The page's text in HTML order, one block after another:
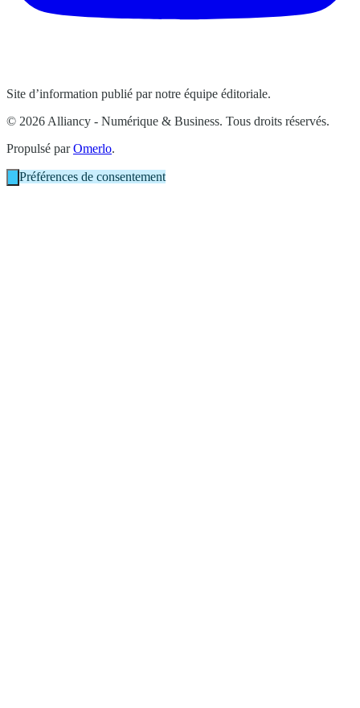
Site d’information publié par notre équipe éditoriale.
© 2026 Alliancy - Numérique & Business. Tous droits réservés.
Propulsé parOmerlo.
Préférences de consentement